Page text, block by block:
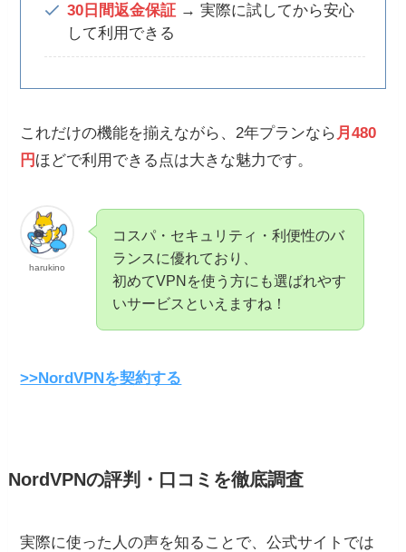
30日間返金保証 → 実際に試してから安心
して利用できる
これだけの機能を揃えながら、2年プランなら 月480
円 ほどで利用できる点は大きな魅力です。
harukino
コスパ・セキュリティ・利便性のバ
ランスに優れており、
初めてVPNを使う方にも選ばれやす
いサービスといえますね！
>>NordVPNを契約する
NordVPNの評判・口コミを徹底調査
実際に使った人の声を知ることで、公式サイトでは